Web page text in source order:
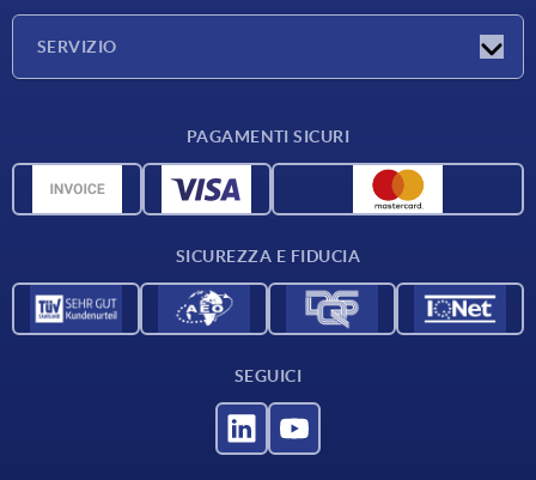
SERVIZIO
Dati CAD
PAGAMENTI SICURI
SICUREZZA E FIDUCIA
SEGUICI